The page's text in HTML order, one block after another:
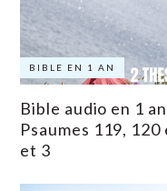
BIBLE EN 1 AN
Bible audio en 1
Psaumes 119,
et 3